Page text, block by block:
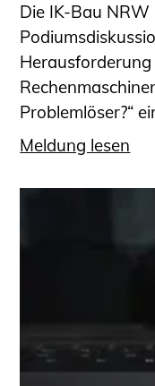
Die IK-Bau
Problemlöser?“
Meldung lesen